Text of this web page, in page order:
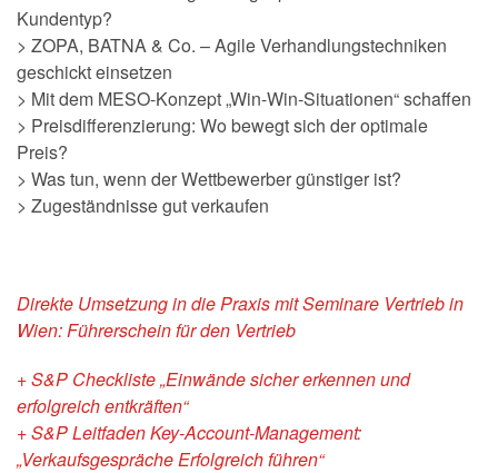
Kundentyp?
> ZOPA, BATNA & Co. – Agile Verhandlungstechniken
geschickt einsetzen
> Mit dem MESO-Konzept „Win-Win-Situationen“ schaffen
> Preisdifferenzierung: Wo bewegt sich der optimale
Preis?
> Was tun, wenn der Wettbewerber günstiger ist?
> Zugeständnisse gut verkaufen
Direkte Umsetzung in die Praxis mitSeminare Vertrieb in
Wien: Führerschein für den Vertrieb
+ S&P Checkliste „Einwände sicher erkennen und
erfolgreich entkräften“
+ S&P Leitfaden Key-Account-Management:
„Verkaufsgespräche Erfolgreich führen“